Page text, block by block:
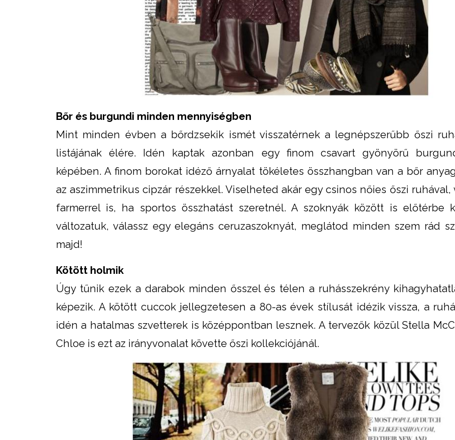
Bőr és burgundi minden mennyiségben
Mint minden évben a bőrdzsekik ismét visszatérnek a legnépszerűbb őszi
listájának élére. Idén kaptak azonban egy finom csavart gyönyörű
képében. A finom borokat idéző árnyalat tökéletes összhangban van a bőr
az aszimmetrikus cipzár részekkel. Viselheted akár egy csinos nőies őszi ruhával,
farmerrel is, ha sportos összhatást szeretnél. A szoknyák között is előtérbe
változatuk, válassz egy elegáns ceruzaszoknyát, meglátod minden szem rád
majd!
Kötött holmik
Úgy tűnik ezek a darabok minden ősszel és télen a ruhásszekrény
képezik. A kötött cuccok jellegzetesen a 80-as évek stílusát idézik vissza, a
idén a hatalmas szvetterek is középpontban lesznek. A tervezők közül Stella
Chloe is ezt az irányvonalat követte őszi kollekciójánál.